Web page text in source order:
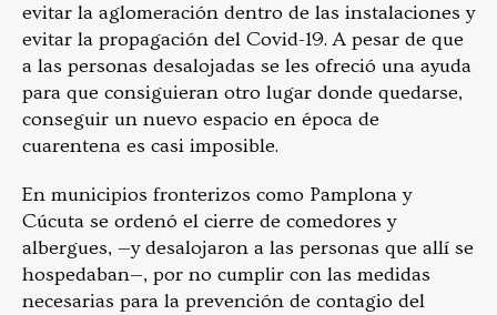
evitar la aglomeración dentro de las instalaciones y
evitar la propagación del Covid-19. A pesar de que
a las personas desalojadas se les ofreció una ayuda
para que consiguieran otro lugar donde quedarse,
conseguir un nuevo espacio en época de
cuarentena es casi imposible.
En municipios fronterizos como Pamplona y
Cúcuta se ordenó el cierre de comedores y
albergues, —y desalojaron a las personas que allí se
hospedaban—, por no cumplir con las medidas
necesarias para la prevención de contagio del